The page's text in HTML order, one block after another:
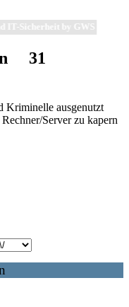
IT-Sicherheit by GWS
31
Kriminelle ausgenutzt
Server zu kapern